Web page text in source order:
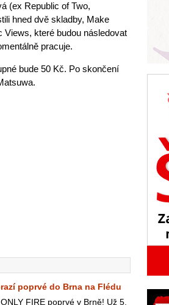
(ex Republic of Two,
hned dvě skladby, Make
Views, které budou následovat
pracuje.
bude 50 Kč. Po skončení
poprvé do Brna na Flédu
FIRE poprvé v Brně! Už 5.